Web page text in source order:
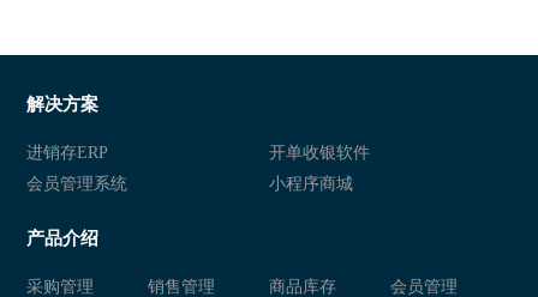
解决方案
进销存ERP
开单收银软件
会员管理系统
小程序商城
产品介绍
采购管理 销售管理 商品库存
会员管理